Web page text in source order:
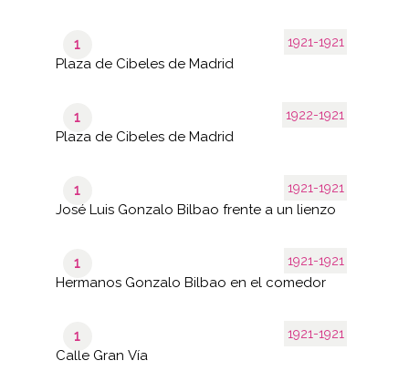
1921-1921
1
Plaza de Cibeles de Madrid
1922-1921
1
Plaza de Cibeles de Madrid
1921-1921
1
José Luis Gonzalo Bilbao frente a un lienzo
1921-1921
1
Hermanos Gonzalo Bilbao en el comedor
1921-1921
1
Calle Gran Vía